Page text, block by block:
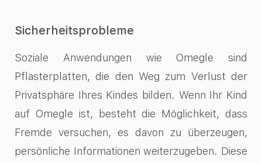
Sicherheitsprobleme
Soziale Anwendungen wie Omegle sind
Pflasterplatten, die den Weg zum Verlust der
Privatsphäre Ihres Kindes bilden. Wenn Ihr Kind
auf Omegle ist, besteht die Möglichkeit, dass
Fremde versuchen, es davon zu überzeugen,
persönliche Informationen weiterzugeben. Diese